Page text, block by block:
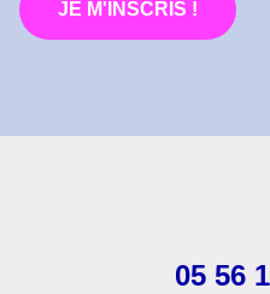
JE M'INSCRIS !
05 56